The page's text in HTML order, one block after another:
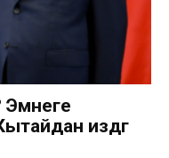
Эмнеге
издөөгө